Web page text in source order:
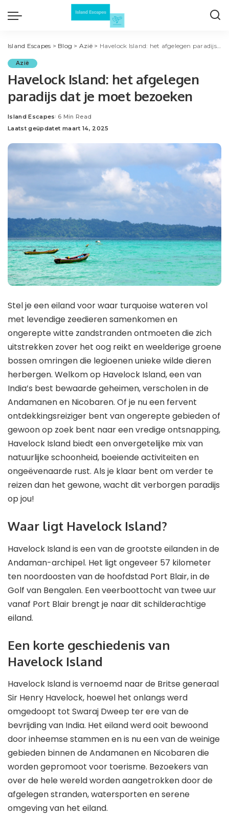
Island Escapes > Blog > Azië> Havelock Island: het afgelegen paradijs dat je moet bezoeken
Azië
Havelock Island: het afgelegen
paradijs dat je moet bezoeken
Posted
by
Island Escapes 6 Min Read
Laatst geüpdatet maart 14, 2025
Stel je een eiland voor waar turquoise wateren vol
met levendige zeedieren samenkomen en
ongerepte witte zandstranden ontmoeten die zich
uitstrekken zover het oog reikt en weelderige groene
bossen omringen die legioenen unieke wilde dieren
herbergen. Welkom op Havelock Island, een van
India’s best bewaarde geheimen, verscholen in de
Andamanen en Nicobaren. Of je nu een fervent
ontdekkingsreiziger bent van ongerepte gebieden of
gewoon op zoek bent naar een vredige ontsnapping,
Havelock Island biedt een onvergetelijke mix van
natuurlijke schoonheid, boeiende activiteiten en
ongeëvenaarde rust. Als je klaar bent om verder te
reizen dan het gewone, wacht dit verborgen paradijs
op jou!
Waar ligt Havelock Island?
Havelock Island is een van de grootste eilanden in de
Andaman-archipel. Het ligt ongeveer 57 kilometer
ten noordoosten van de hoofdstad Port Blair, in de
Golf van Bengalen. Een veerboottocht van twee uur
vanaf Port Blair brengt je naar dit schilderachtige
eiland.
Een korte geschiedenis van
Havelock Island
Havelock Island is vernoemd naar de Britse generaal
Sir Henry Havelock, hoewel het onlangs werd
omgedoopt tot Swaraj Dweep ter ere van de
bevrijding van India. Het eiland werd ooit bewoond
door inheemse stammen en is nu een van de weinige
gebieden binnen de Andamanen en Nicobaren die
worden gepromoot voor toerisme. Bezoekers van
over de hele wereld worden aangetrokken door de
afgelegen stranden, watersporten en serene
omgeving van het eiland.